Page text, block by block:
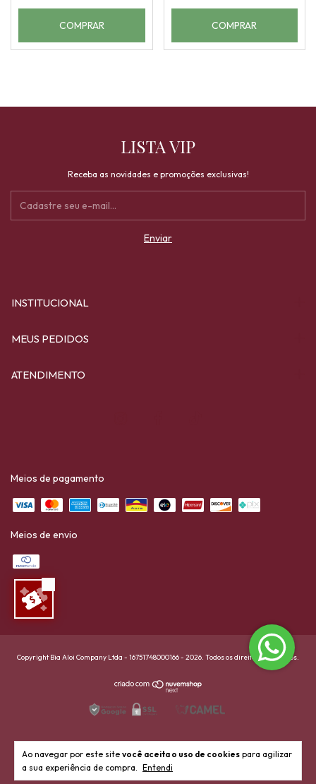
Ao navegar por este site você aceita o uso de cookies para agilizar
a sua experiência de compra. Entendi
COMPRAR
LISTA VIP
Receba as novidades e promoções exclusivas!
INSTITUCIONAL
MEUS PEDIDOS
ATENDIMENTO
Meios de pagamento
Meios de envio
Copyright Bia Aloi Company Ltda - 16751748000166 - 2026. Todos os direitos reservados.